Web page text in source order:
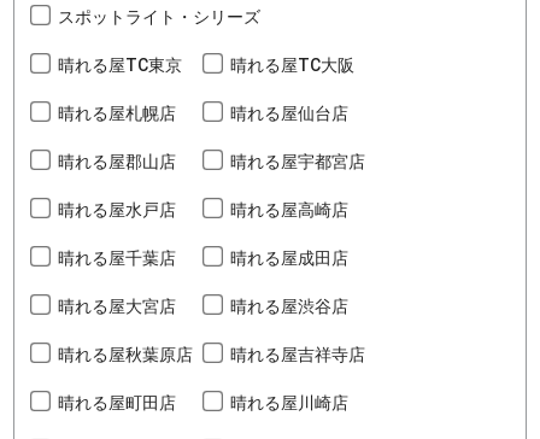
スポットライト・シリーズ
晴れる屋TC東京 晴れる屋TC大阪
晴れる屋札幌店 晴れる屋仙台店
晴れる屋郡山店 晴れる屋宇都宮店
晴れる屋水戸店 晴れる屋高崎店
晴れる屋千葉店 晴れる屋成田店
晴れる屋大宮店 晴れる屋渋谷店
晴れる屋秋葉原店 晴れる屋吉祥寺店
晴れる屋町田店 晴れる屋川崎店